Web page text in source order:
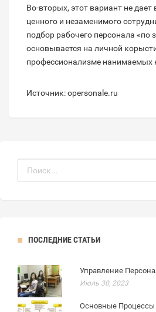
Во-вторых, этот вариант не
ценного и незаменимого
подбор рабочего персонала «по
основывается на личной
профессионализме нанимаемых
Источник: opersonale.ru
ПОСЛЕДНИЕ СТАТЬИ
Управление
Июль 30, 2023
Основные Процессы